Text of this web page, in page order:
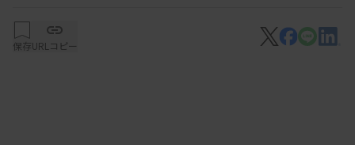
保存URLコピー